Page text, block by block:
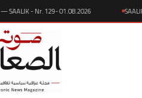
— SAALIK - Nr. 129- 01.08.2026